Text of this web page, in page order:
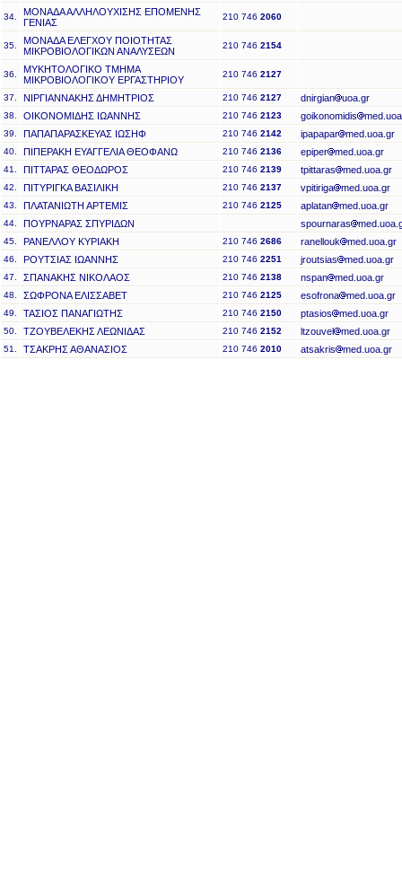
34.
ΜΟΝΑΔΑ ΑΛΛΗΛΟΥΧΙΣΗΣ ΕΠΟΜΕΝΗΣ
ΓΕΝΙΑΣ
210 746 2060
35.
ΜΟΝΑΔΑ ΕΛΕΓΧΟΥ ΠΟΙΟΤΗΤΑΣ
ΜΙΚΡΟΒΙΟΛΟΓΙΚΩΝ ΑΝΑΛΥΣΕΩΝ
210 746 2154
36.
ΜΥΚΗΤΟΛΟΓΙΚΟ ΤΜΗΜΑ
ΜΙΚΡΟΒΙΟΛΟΓΙΚΟΥ ΕΡΓΑΣΤΗΡΙΟΥ
210 746 2127
37. ΝΙΡΓΙΑΝΝΑΚΗΣ ΔΗΜΗΤΡΙΟΣ 210 746 2127 dnirgian uoa.gr
38. ΟΙΚΟΝΟΜΙΔΗΣ ΙΩΑΝΝΗΣ 210 746 2123 goikonomidis
39. ΠΑΠΑΠΑΡΑΣΚΕΥΑΣ ΙΩΣΗΦ 210 746 2142 ipapapar med.uoa.gr
40. ΠΙΠΕΡΑΚΗ ΕΥΑΓΓΕΛΙΑ ΘΕΟΦΑΝΩ 210 746 2136 epiper med.uoa.gr
41. ΠΙΤΤΑΡΑΣ ΘΕΟΔΩΡΟΣ 210 746 2139 tpittaras med.uoa.gr
42. ΠΙΤΥΡΙΓΚΑ ΒΑΣΙΛΙΚΗ 210 746 2137 vpitiriga med.uoa.gr
43. ΠΛΑΤΑΝΙΩΤΗ ΑΡΤΕΜΙΣ 210 746 2125 aplatan med.uoa.gr
44. ΠΟΥΡΝΑΡΑΣ ΣΠΥΡΙΔΩΝ spournaras
45. ΡΑΝΕΛΛΟΥ ΚΥΡΙΑΚΗ 210 746 2686 ranellouk med.uoa.gr
46. ΡΟΥΤΣΙΑΣ ΙΩΑΝΝΗΣ 210 746 2251 jroutsias med.uoa.gr
47. ΣΠΑΝΑΚΗΣ ΝΙΚΟΛΑΟΣ 210 746 2138 nspan med.uoa.gr
48. ΣΩΦΡΟΝΑ ΕΛΙΣΣΑΒΕΤ 210 746 2125 esofrona med.uoa.gr
49. ΤΑΣΙΟΣ ΠΑΝΑΓΙΩΤΗΣ 210 746 2150 ptasios med.uoa.gr
50. ΤΖΟΥΒΕΛΕΚΗΣ ΛΕΩΝΙΔΑΣ 210 746 2152 ltzouvel med.uoa.gr
51. ΤΣΑΚΡΗΣ ΑΘΑΝΑΣΙΟΣ 210 746 2010 atsakris med.uoa.gr